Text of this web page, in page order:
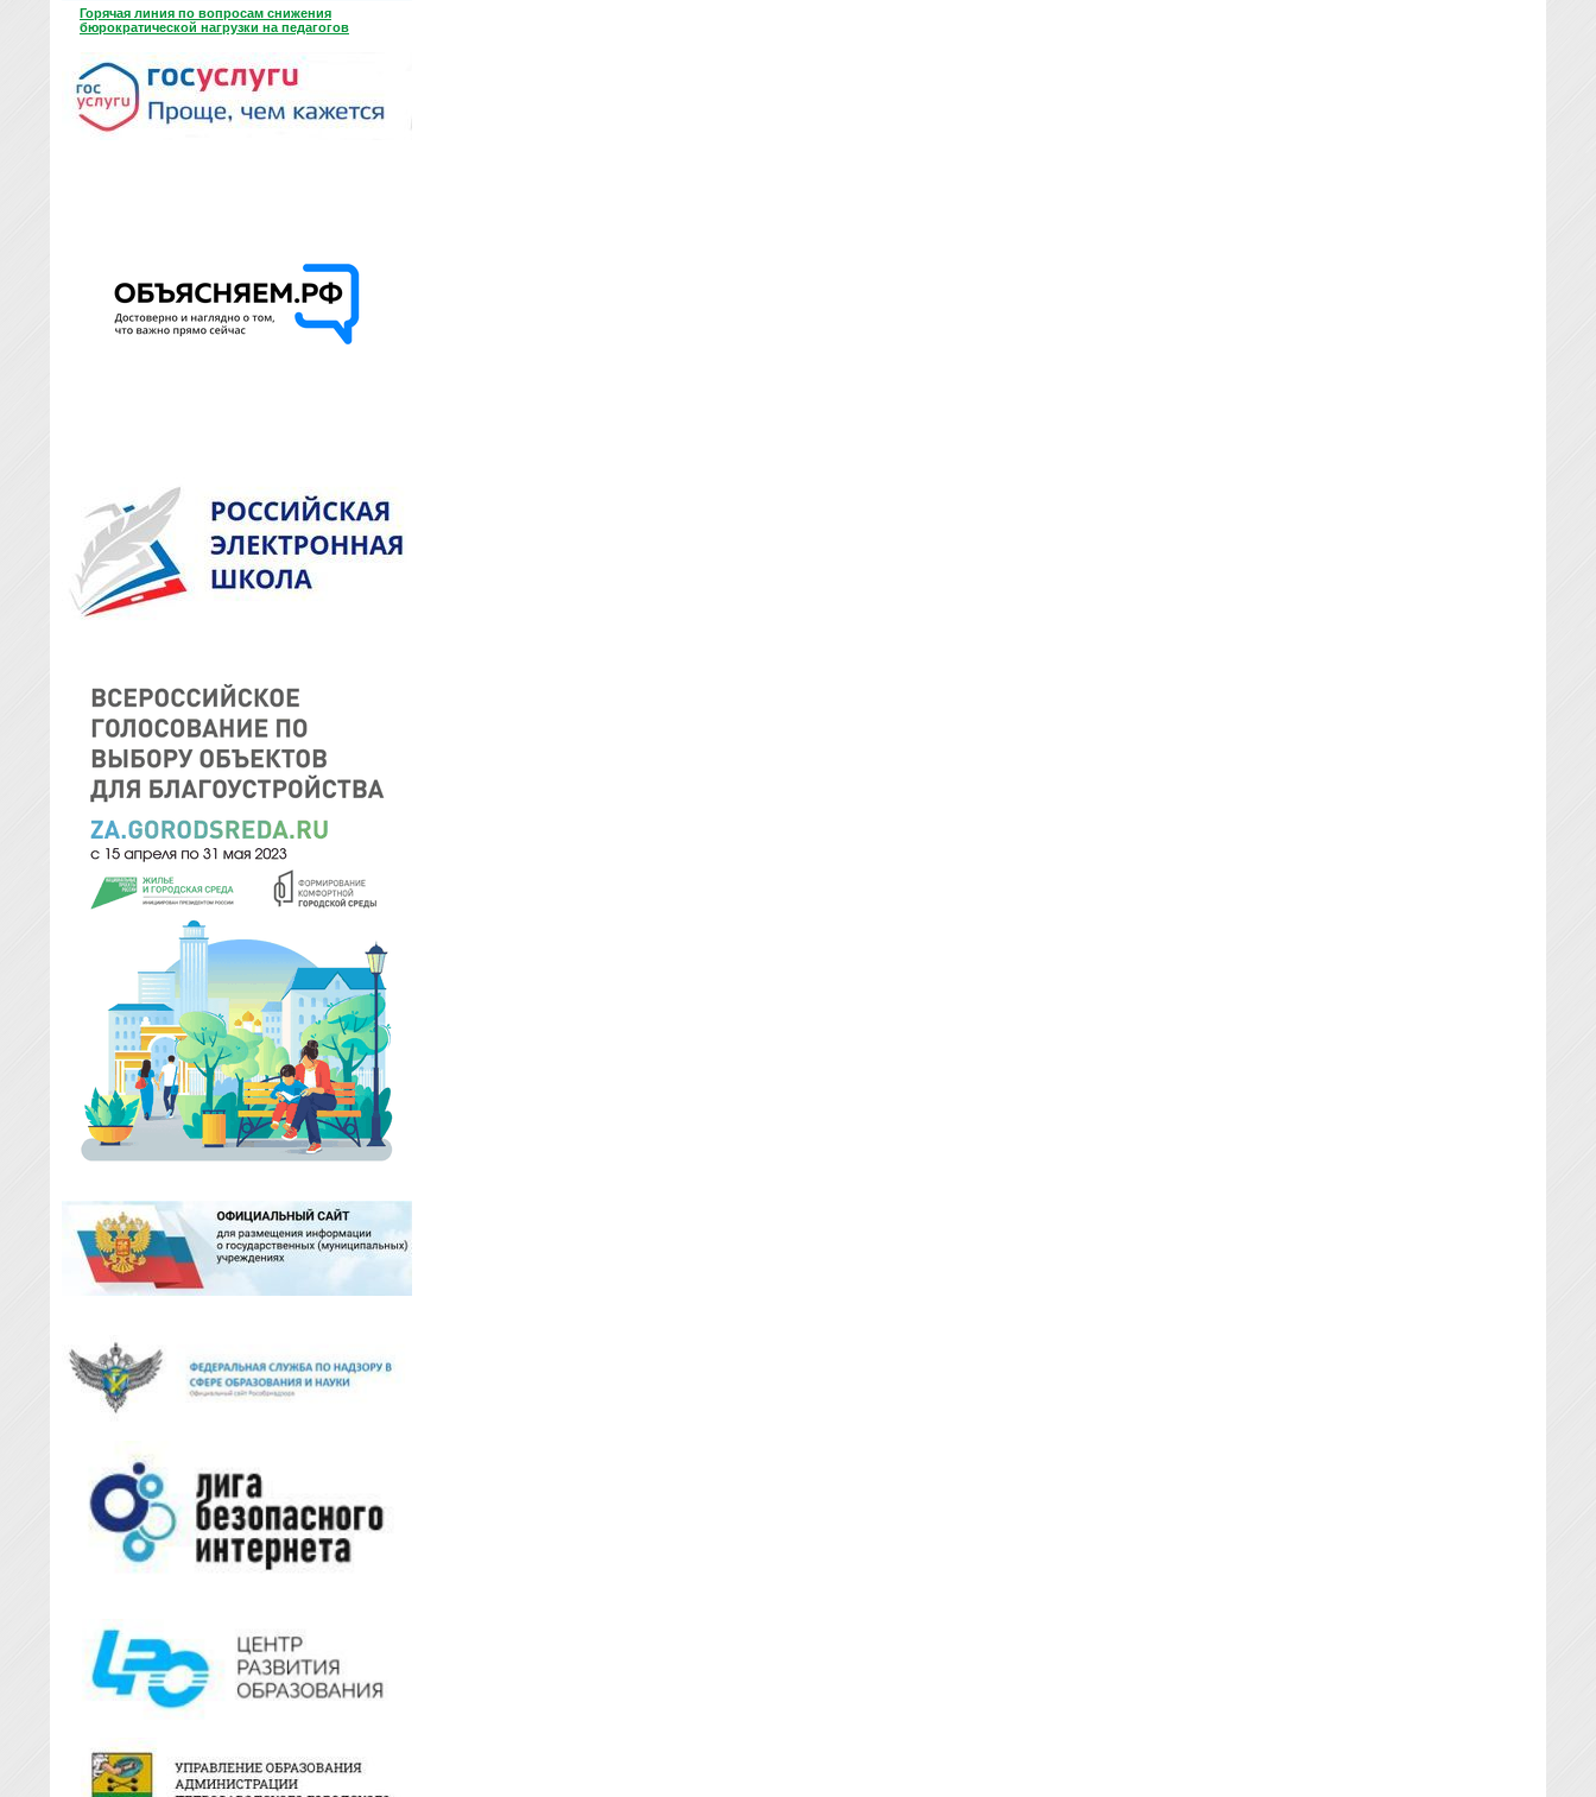
Горячая линия по вопросам снижения
бюрократической нагрузки на педагогов